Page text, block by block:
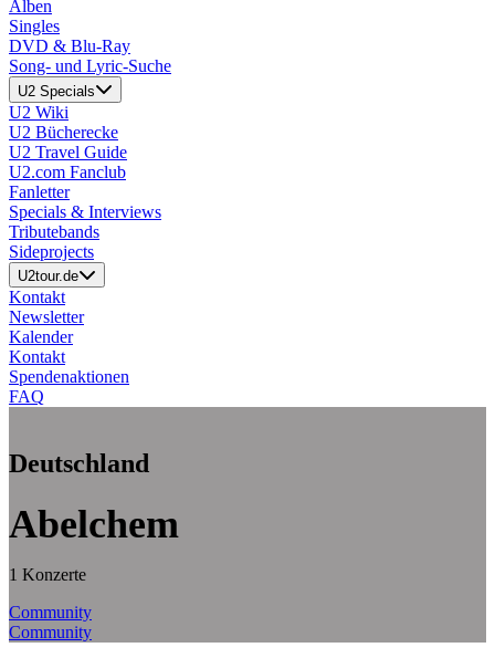
Alben
Singles
DVD & Blu-Ray
Song- und Lyric-Suche
U2 Specials
U2 Wiki
U2 Bücherecke
U2 Travel Guide
U2.com Fanclub
Fanletter
Specials & Interviews
Tributebands
Sideprojects
U2tour.de
Kontakt
Newsletter
Kalender
Kontakt
Spendenaktionen
FAQ
Deutschland
Abelchem
1 Konzerte
Community
Community